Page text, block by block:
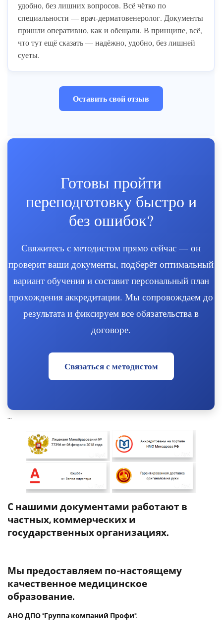
удобно, без лишних вопросов. Всё чётко по
специальности — врач-дерматовенеролог. Документы
пришли оперативно, как и обещали. В принципе, всё,
что тут ещё сказать — надёжно, удобно, без лишней
суеты.
Оставить свой отзыв
Готовы пройти
переподготовку быстро и
без ошибок?
Свяжитесь с методистом прямо сейчас — он
проверит ваши документы, подберёт оптимальный
вариант обучения и составит персональный план
прохождения аккредитации. Мы сопровождаем до
результата и фиксируем все обязательства в
договоре.
Связаться с методистом
...
С нашими документами работают в
частных, коммерческих и
государственных организациях.
Мы предоставляем по-настоящему
качественное медицинское
образование.
АНО ДПО "Группа компаний Профи".